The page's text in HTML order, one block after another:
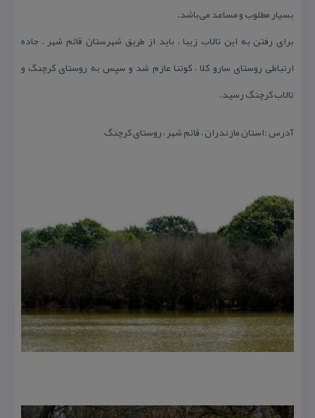
بسیار مطلوب و مساعد می‌باشد.
برای رفتن به این تالاب زیبا ، باید از طریق شهرستان قائم شهر ، جاده
ارتباطی روستای سارو كلا ، كوتنا عازم شد و سپس به روستای كرچنگ و
تالاب كرچنگ رسید.
آدرس :استان مازندران ، قائم شهر ، روستای كرچنگ